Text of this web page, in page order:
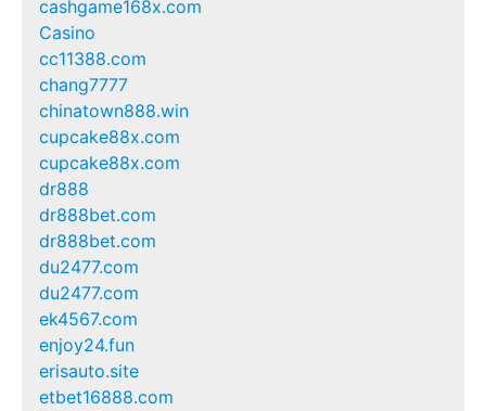
cashgame168x.com
Casino
cc11388.com
chang7777
chinatown888.win
cupcake88x.com
cupcake88x.com
dr888
dr888bet.com
dr888bet.com
du2477.com
du2477.com
ek4567.com
enjoy24.fun
erisauto.site
etbet16888.com